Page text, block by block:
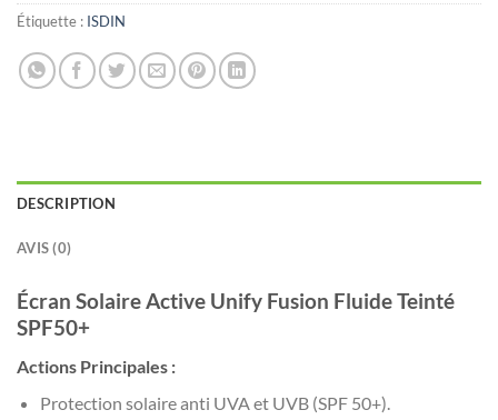
Étiquette : ISDIN
DESCRIPTION
AVIS (0)
Écran Solaire Active Unify Fusion Fluide Teinté
SPF50+
Actions Principales :
Protection solaire anti UVA et UVB (SPF 50+).